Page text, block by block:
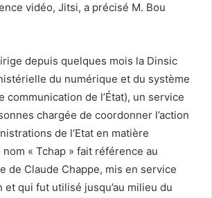
vidéo, Jitsi, a précisé M. Bou
depuis quelques mois la Dinsic
du numérique et du système
communication de l’État), un service
chargée de coordonner l’action
de l’Etat en matière
nom « Tchap » fait référence au
de Claude Chappe, mis en service
et qui fut utilisé jusqu’au milieu du